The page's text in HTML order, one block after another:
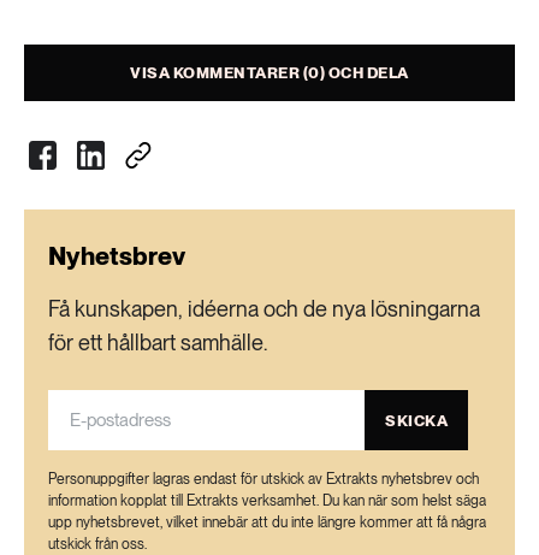
VISA KOMMENTARER (0) OCH DELA
Nyhetsbrev
Få kunskapen, idéerna och de nya lösningarna
för ett hållbart samhälle.
SKICKA
Personuppgifter lagras endast för utskick av Extrakts nyhetsbrev och
information kopplat till Extrakts verksamhet. Du kan när som helst säga
upp nyhetsbrevet, vilket innebär att du inte längre kommer att få några
utskick från oss.